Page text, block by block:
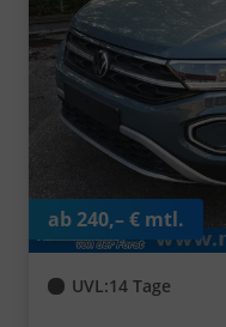
UVL:14 Tage
ab 240,– € mtl.